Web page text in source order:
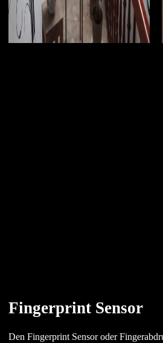
Fingerprint Sensor
Den Fingerprint Sensor oder